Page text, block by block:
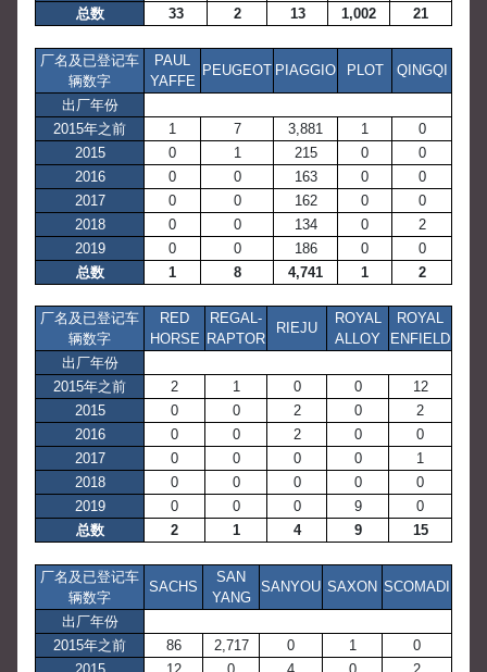
总数
33 2 13 1,002 21
厂名及已登记车
辆数字
PAUL
YAFFE
PEUGEOT PIAGGIO PLOT QINGQI
出厂年份
2015年之前
1 7 3,881 1
0
2015
0 1 215 0
0
2016
0 0 163 0
0
2017
0 0 162 0
0
2018
0 0 134 0
2
2019
0 0 186 0
0
总数
1 8 4,741 1 2
厂名及已登记车
辆数字
RED
HORSE
REGAL-
RAPTOR
RIEJU
ROYAL
ALLOY
ROYAL
ENFIELD
出厂年份
2015年之前
2 1 0 0
12
2015
0 0 2 0
2
2016
0 0 2 0
0
2017
0 0 0 0
1
2018
0 0 0 0
0
2019
0 0 0 9
0
总数
2 1 4 9 15
厂名及已登记车
辆数字
SACHS
SAN
YANG
SANYOU SAXON SCOMADI
出厂年份
2015年之前
86 2,717 0 1
0